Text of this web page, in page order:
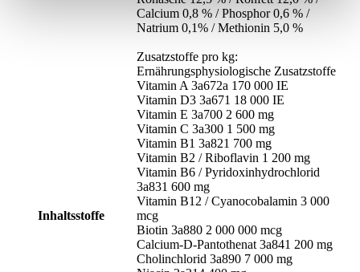
Inhaltsstoffe
Calcium 0,8 % / Phosphor 0,6 % /
Natrium 0,1% / Methionin 5,0 %
Zusatzstoffe pro kg:
Ernährungsphysiologische Zusatzstoffe
Vitamin A 3a672a 170 000 IE
Vitamin D3 3a671 18 000 IE
Vitamin E 3a700 2 600 mg
Vitamin C 3a300 1 500 mg
Vitamin B1 3a821 700 mg
Vitamin B2 / Riboflavin 1 200 mg
Vitamin B6 / Pyridoxinhydrochlorid
3a831 600 mg
Vitamin B12 / Cyanocobalamin 3 000
mcg
Biotin 3a880 2 000 000 mcg
Calcium-D-Pantothenat 3a841 200 mg
Cholinchlorid 3a890 7 000 mg